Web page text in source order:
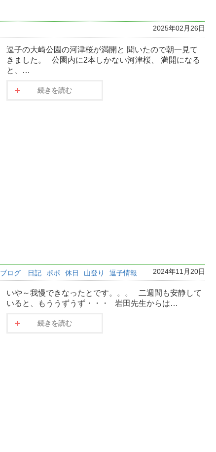
2025年02月26日
逗子の大崎公園の河津桜が満開と 聞いたので朝一見て
きました。 公園内に2本しかない河津桜、 満開になる
と、…
続きを読む
ブログ 日記 ポポ 休日 山登り 逗子情報 2024年11月20日
いや～我慢できなったとです。。。 二週間も安静して
いると、もううずうず・・・ 岩田先生からは…
続きを読む